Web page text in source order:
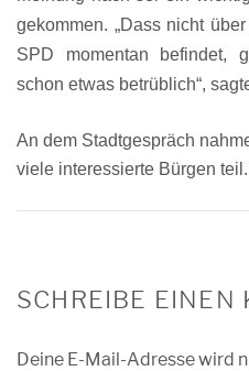
gekommen. „Dass nicht
SPD momentan befindet,
schon etwas betrüblich“,
An dem Stadtgespräch
viele interessierte Bürgen teil.
SCHREIBE EINEN
Deine E-Mail-Adresse wird